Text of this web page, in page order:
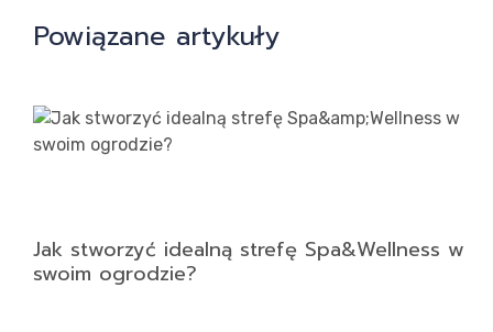
Powiązane artykuły
Jak stworzyć idealną strefę Spa&Wellness w
swoim ogrodzie?